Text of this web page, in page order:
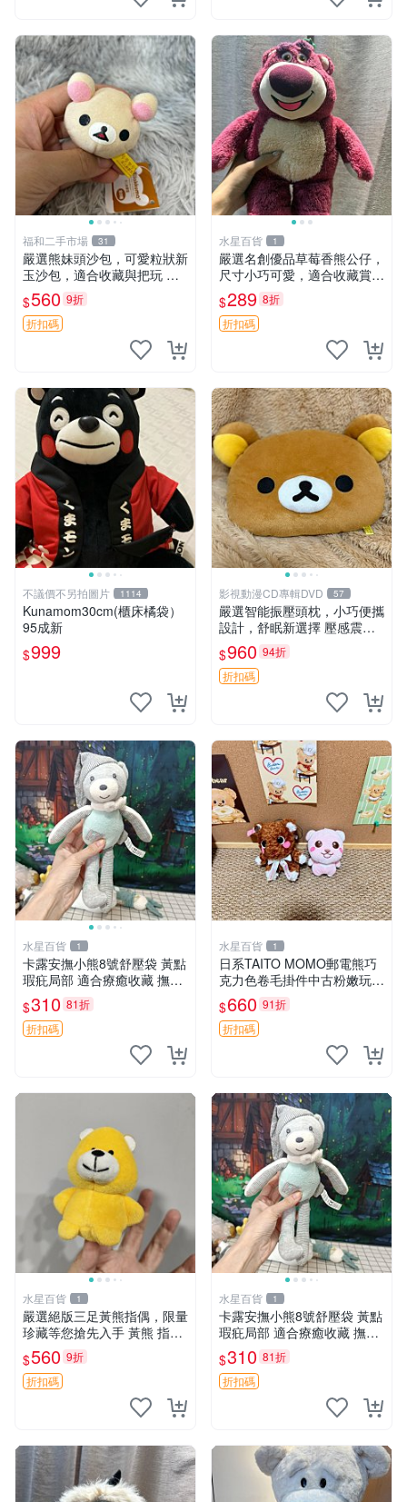
福和二手市場 31
嚴選熊妹頭沙包，可愛粒狀新
玉沙包，適合收藏與把玩 熊
妹 沙包 玉石
$560 9折
折扣碼
水星百貨 1
嚴選名創優品草莓香熊公仔，
尺寸小巧可愛，適合收藏賞玩
30cm 玩具 公仔 草莓熊
$289 8折
折扣碼
不議價不另拍圖片 1114
Kunamom30cm(櫃床橘袋）
95成新
$999
影視動漫CD專輯DVD 57
嚴選智能振壓頭枕，小巧便攜
設計，舒眠新選擇 壓感震動
頭枕 確切尺寸 小巧便攜
$960 94折
折扣碼
水星百貨 1
卡露安撫小熊8號舒壓袋 黃點
瑕疪局部 適合療癒收藏 撫慰
身心 美肌養護 放鬆好物
$310 81折
折扣碼
水星百貨 1
日系TAITO MOMO郵電熊巧
克力色卷毛掛件中古粉嫩玩偶
微瑕推薦 postpet momo 郵
電熊 中古玩偶
$660 91折
折扣碼
水星百貨 1
嚴選絕版三足黃熊指偶，限量
珍藏等您搶先入手 黃熊 指偶
珍藏品
$560 9折
折扣碼
水星百貨 1
卡露安撫小熊8號舒壓袋 黃點
瑕疪局部 適合療癒收藏 撫慰
身心 美肌養護 放鬆好物
$310 81折
折扣碼